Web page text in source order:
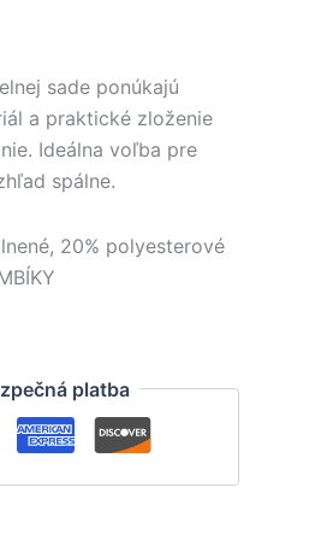
€.
sade ponúkajú
a praktické zloženie
Ideálna voľba pre
spálne.
20% polyesterové
platba